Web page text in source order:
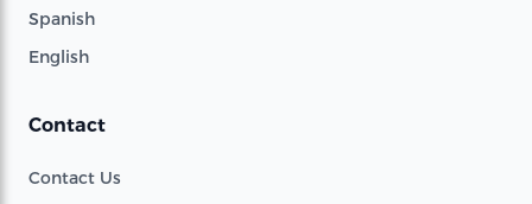
Spanish
English
Contact
Contact Us